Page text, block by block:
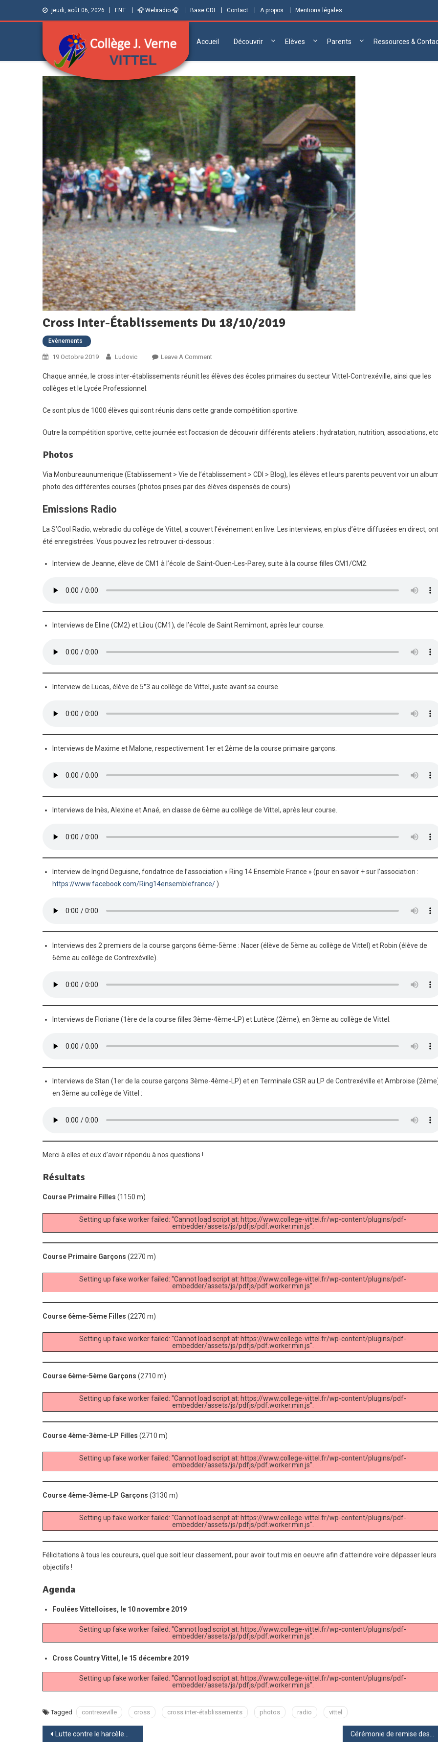
jeudi, août 06, 2026 ENT 🎧 Webradio 🎧 Base CDI Contact A propos Mentions légales
Collège Jules
Verne de Vittel
(Vosges)
Informations et ressources pour élèves,
parents et personnels
Accueil Découvrir Elèves Parents Ressources &
Cross Inter-Établissements Du 18/10/2019
Evènements
19 Octobre 2019 Ludovic Leave A CommentOn
Inter-
18/10/2019
Chaque année, le cross inter-établissements réunit les élèves des écoles primaires du secteur Vittel-Contrexéville, ainsi que les
collèges et le Lycée Professionnel.
Ce sont plus de 1000 élèves qui sont réunis dans cette grande compétition sportive.
Outre la compétition sportive, cette journée est l’occasion de découvrir différents ateliers : hydratation, nutrition, associations,
Photos
Via Monbureaunumerique (Etablissement > Vie de l’établissement > CDI > Blog), les élèves et leurs parents peuvent voir un
photo des différentes courses (photos prises par des élèves dispensés de cours)
Emissions Radio
La S’Cool Radio, webradio du collège de Vittel, a couvert l’événement en live. Les interviews, en plus d’être diffusées en direct, ont
été enregistrées. Vous pouvez les retrouver ci-dessous :
Interview de Jeanne, élève de CM1 à l’école de Saint-Ouen-Les-Parey, suite à la course filles CM1/CM2.
Interviews de Eline (CM2) et Lilou (CM1), de l’école de Saint Remimont, après leur course.
Interview de Lucas, élève de 5°3 au collège de Vittel, juste avant sa course.
Interviews de Maxime et Malone, respectivement 1er et 2ème de la course primaire garçons.
Interviews de Inès, Alexine et Anaé, en classe de 6ème au collège de Vittel, après leur course.
Interview de Ingrid Deguisne, fondatrice de l’association « Ring 14 Ensemble France » (pour en savoir + sur l’association :
https://www.facebook.com/Ring14ensemblefrance/ ).
Interviews des 2 premiers de la course garçons 6ème-5ème : Nacer (élève de 5ème au collège de Vittel) et Robin (élève de
6ème au collège de Contrexéville).
Interviews de Floriane (1ère de la course filles 3ème-4ème-LP) et Lutèce (2ème), en 3ème au collège de Vittel.
Interviews de Stan (1er de la course garçons 3ème-4ème-LP) et en Terminale CSR au LP de Contrexéville et Ambroise
en 3ème au collège de Vittel :
Merci à elles et eux d’avoir répondu à nos questions !
Résultats
Course Primaire Filles (1150 m)
Setting up fake worker failed: "Cannot load script at: https://www.college-vittel.fr/wp-content/plugins/pdf-
embedder/assets/js/pdfjs/pdf.worker.min.js".
Course Primaire Garçons (2270 m)
Setting up fake worker failed: "Cannot load script at: https://www.college-vittel.fr/wp-content/plugins/pdf-
embedder/assets/js/pdfjs/pdf.worker.min.js".
Course 6ème-5ème Filles (2270 m)
Setting up fake worker failed: "Cannot load script at: https://www.college-vittel.fr/wp-content/plugins/pdf-
embedder/assets/js/pdfjs/pdf.worker.min.js".
Course 6ème-5ème Garçons (2710 m)
Setting up fake worker failed: "Cannot load script at: https://www.college-vittel.fr/wp-content/plugins/pdf-
embedder/assets/js/pdfjs/pdf.worker.min.js".
Course 4ème-3ème-LP Filles (2710 m)
Setting up fake worker failed: "Cannot load script at: https://www.college-vittel.fr/wp-content/plugins/pdf-
embedder/assets/js/pdfjs/pdf.worker.min.js".
Course 4ème-3ème-LP Garçons (3130 m)
Setting up fake worker failed: "Cannot load script at: https://www.college-vittel.fr/wp-content/plugins/pdf-
embedder/assets/js/pdfjs/pdf.worker.min.js".
Félicitations à tous les coureurs, quel que soit leur classement, pour avoir tout mis en oeuvre afin d’atteindre voire dépasser leurs
objectifs !
Agenda
Foulées Vittelloises, le 10 novembre 2019
Setting up fake worker failed: "Cannot load script at: https://www.college-vittel.fr/wp-content/plugins/pdf-
embedder/assets/js/pdfjs/pdf.worker.min.js".
Cross Country Vittel, le 15 décembre 2019
Setting up fake worker failed: "Cannot load script at: https://www.college-vittel.fr/wp-content/plugins/pdf-
embedder/assets/js/pdfjs/pdf.worker.min.js".
Tagged contrexeville cross cross inter-établissements photos radio vittel
Navigation
Lutte contre le harcèlement au collège